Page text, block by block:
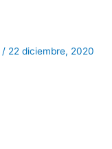
/ 22 diciembre, 2020